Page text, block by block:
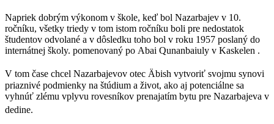
Napriek dobrým výkonom v škole, keď bol Nazarbajev v 10.
ročníku, všetky triedy v tom istom ročníku boli pre nedostatok
študentov odvolané a v dôsledku toho bol v roku 1957 poslaný do
internátnej školy. pomenovaný po Abai Qunanbaiuly v Kaskelen .
V tom čase chcel Nazarbajevov otec Äbish vytvoriť svojmu synovi
priaznivé podmienky na štúdium a život, ako aj potenciálne sa
vyhnúť zlému vplyvu rovesníkov prenajatím bytu pre Nazarbajeva v
dedine.